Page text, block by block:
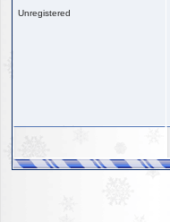
Unregistered